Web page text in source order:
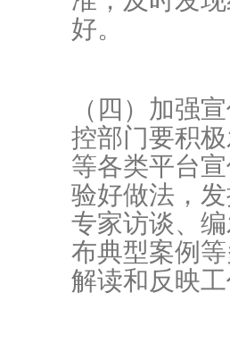
好。
（四）加强
控部门要积
等各类平台
验好做法，
专家访谈、
布典型案例
解读和反映